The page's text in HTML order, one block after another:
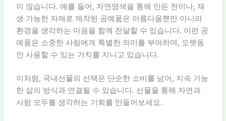
이 많습니다. 예를 들어, 자연염색을 통해 만든 천이나, 재
생 가능한 자재로 제작된 공예품은 아름다움뿐만 아니라
환경을 생각하는 마음을 함께 전달할 수 있습니다. 이런 공
예품은 소중한 사람에게 특별한 의미를 부여하며, 오랫동
안 사용할 수 있는 가치를 지니고 있습니다.
이처럼, 국내선물의 선택은 단순한 소비를 넘어, 지속 가능
한 삶의 방식과 연결될 수 있습니다. 선물을 통해 자연과
사람 모두를 생각하는 기회를 만들어보세요.